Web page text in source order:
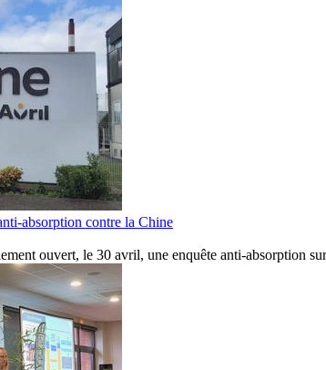
absorption contre la Chine
ouvert, le 30 avril, une enquête anti-absorption